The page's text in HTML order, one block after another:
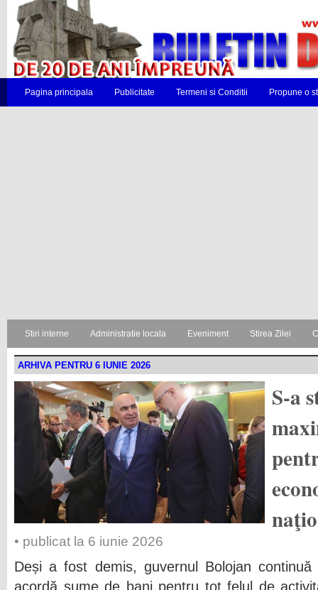
Pagina principala Publicitate Termeni si Conditii Propune o
Stiri interne Administratie locala Eveniment Stirea Zilei
ARHIVA PENTRU 6 IUNIE 2026
S-a
• publicat la 6 iunie 2026
Deși a fost demis, guvernul Bolojan
acordă sume de bani pentru tot felul de